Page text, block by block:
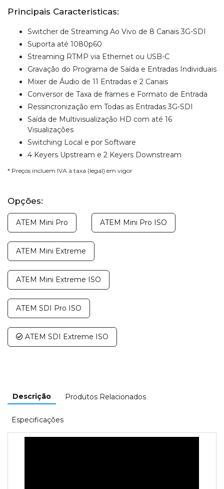
Principais Caracteristicas:
Switcher de Streaming Ao Vivo de 8 Canais 3G-SDI
Suporta até 1080p60
Streaming RTMP via Ethernet ou USB-C
Gravação do Programa de Saída e Entradas Individuais
Mixer de Áudio de 11 Entradas e 2 Canais
Conversor de Taxa de frames e Formato de Entrada
Ressincronização em Todas as Entradas 3G-SDI
Saída de Multivisualização HD com até 16
Visualizações
Switching Local e por Software
4 Keyers Upstream e 2 Keyers Downstream
* Preços incluem IVA à taxa (legal) em vigor
Opções:
ATEM Mini Pro ATEM Mini Pro ISO
ATEM Mini Extreme
ATEM Mini Extreme ISO
ATEM SDI Pro ISO
ATEM SDI Extreme ISO
Descrição Produtos Relacionados
Especificações